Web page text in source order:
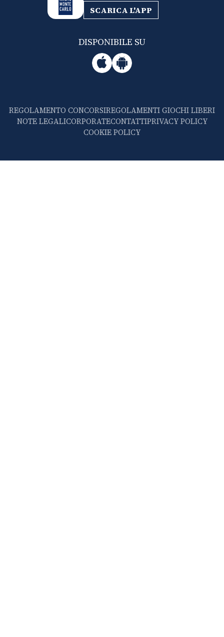
SCARICA L'APP
DISPONIBILE SU
REGOLAMENTO CONCORSIREGOLAMENTI GIOCHI LIBERI
NOTE LEGALICORPORATECONTATTIPRIVACY POLICY
COOKIE POLICY